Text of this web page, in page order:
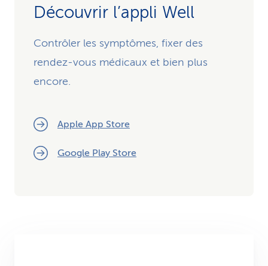
Découvrir l’appli Well
Contrôler les symptômes, fixer des
rendez-vous médicaux et bien plus
encore.
Apple App Store
Google Play Store